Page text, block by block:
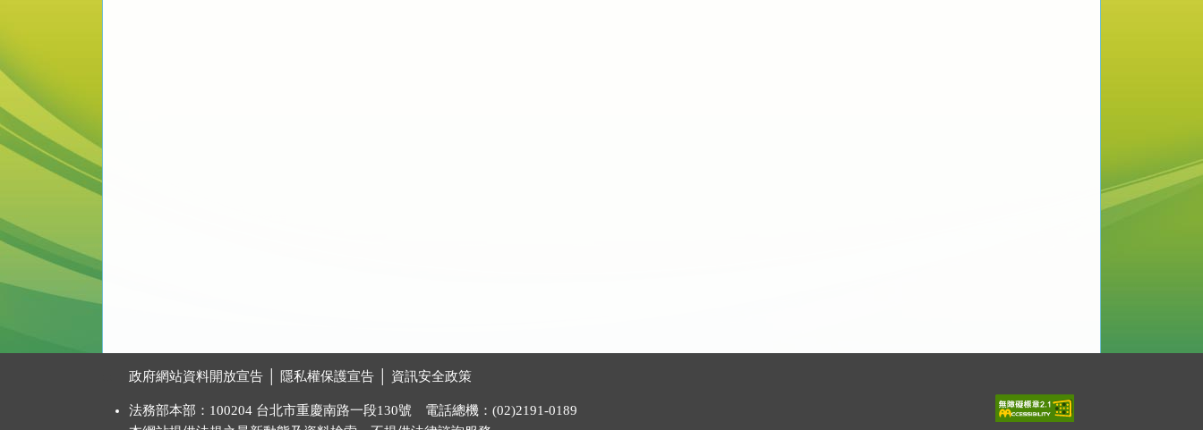
政府網站資料開放宣告 隱私權保護宣告 資訊安全政策
法務部本部：100204 台北市重慶南路一段130號 電話總機：(02)2191-0189